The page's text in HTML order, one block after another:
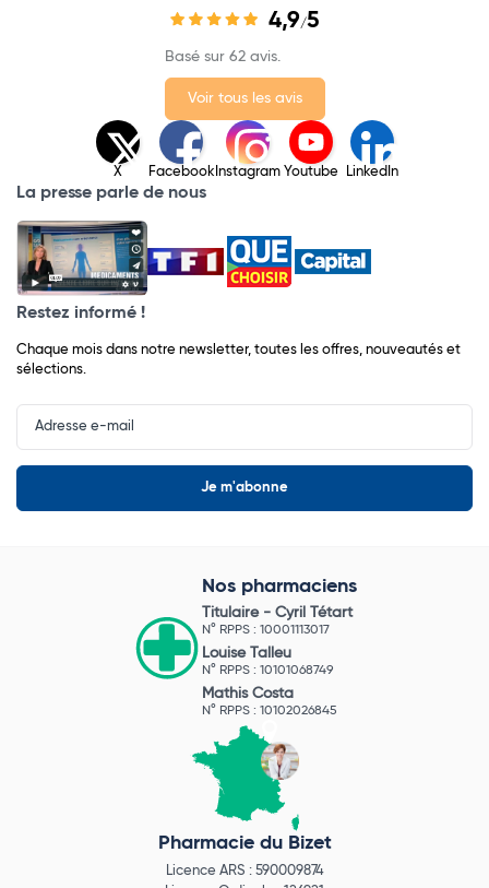
4,9/5
Basé sur 62 avis.
Voir tous les avis
X Facebook Instagram Youtube LinkedIn
La presse parle de nous
Restez informé !
Chaque mois dans notre newsletter, toutes les offres, nouveautés et
sélections.
Input
Newsletter
Nos pharmaciens
Titulaire - Cyril Tétart
N° RPPS : 10001113017
Louise Talleu
N° RPPS : 10101068749
Mathis Costa
N° RPPS : 10102026845
Pharmacie du Bizet
Licence ARS : 590009874